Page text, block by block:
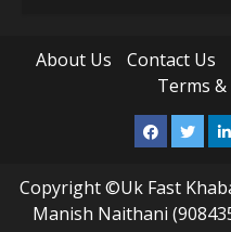
About Us Contact Us
Terms
Facebook
Twitter
Copyright ©Uk Fast
Manish Naithani